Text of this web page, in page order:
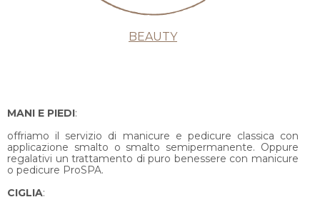
BEAUTY
MANI E PIEDI:
offriamo il servizio di manicure e pedicure classica con
applicazione smalto o smalto semipermanente. Oppure
regalativi un trattamento di puro benessere con manicure
o pedicure ProSPA.
CIGLIA: